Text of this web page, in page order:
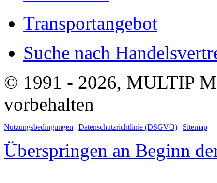
Transportangebot
Suche nach
© 1991 - 2026, MULTIP
vorbehalten
Nutzungsbedingungen | Datenschutzrichtlinie (DSGVO) | Sitemap
Überspringen an Beginn